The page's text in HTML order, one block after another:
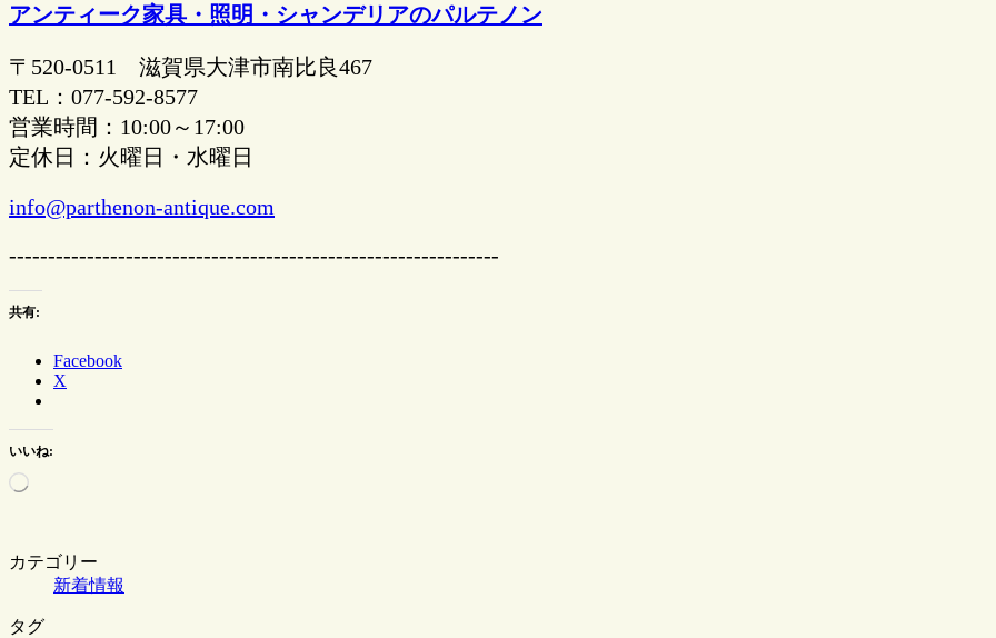
アンティーク家具・照明・シャンデリアのパルテノン
〒520-0511 滋賀県大津市南比良467
TEL：077-592-8577
営業時間：10:00～17:00
定休日：火曜日・水曜日
info@parthenon-antique.com
---------------------------------------------------------------
共有:
Facebook
X
いいね:
読
中…
カテゴリー
新着情報
タグ